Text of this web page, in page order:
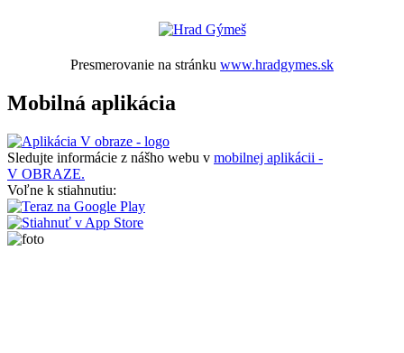
Presmerovanie na stránku www.hradgymes.sk
Mobilná aplikácia
Sledujte informácie z nášho webu v mobilnej aplikácii -
V OBRAZE.
Voľne k stiahnutiu: